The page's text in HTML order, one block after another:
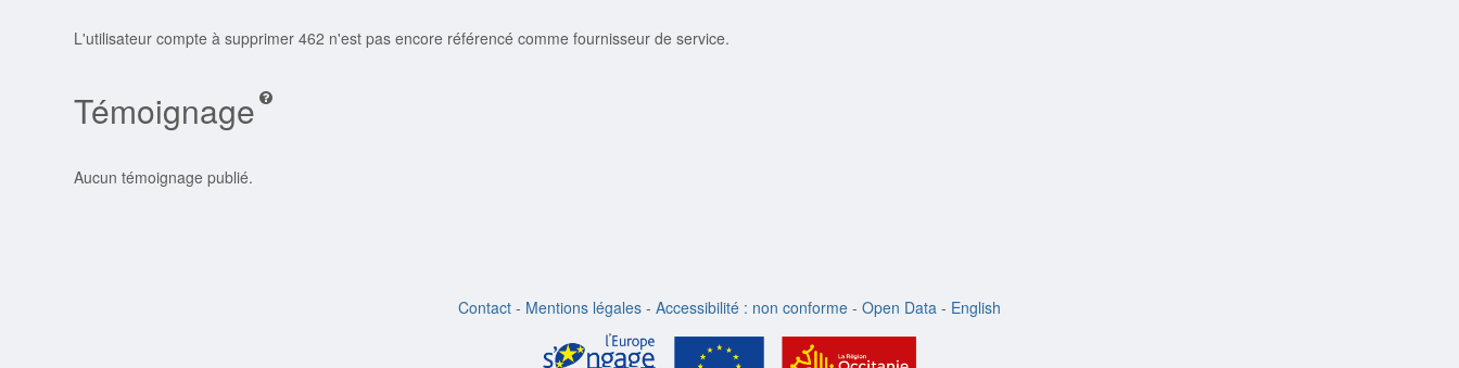
L'utilisateur compte à supprimer 462 n'est pas encore référencé comme fournisseur de service.
Témoignage
Aucun témoignage publié.
Contact - Mentions légales - Accessibilité : non conforme - Open Data - English